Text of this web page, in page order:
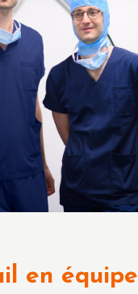
en équipe